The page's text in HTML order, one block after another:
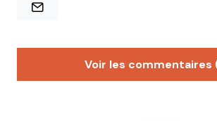
Voir les commentaires